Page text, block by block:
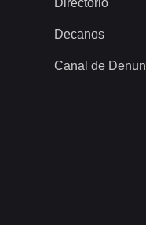
Directorio
Decanos
Canal de